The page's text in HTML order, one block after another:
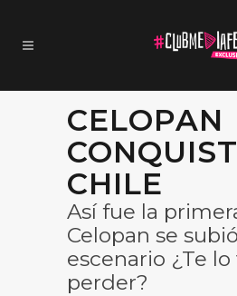
CELOPAN
CHILE
Así fue la
Celopan se
escenario ¿Te lo
perder?